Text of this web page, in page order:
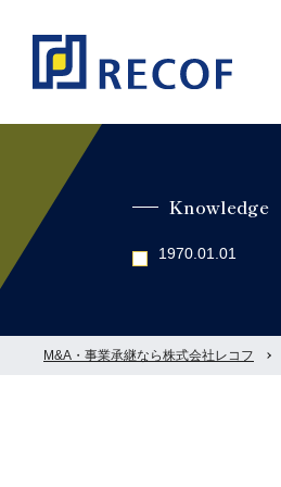
Knowledge
1970.01.01
M&A・事業承継なら株式会社レコフ